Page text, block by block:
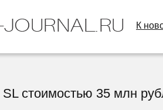
К
стоимостью 35 млн